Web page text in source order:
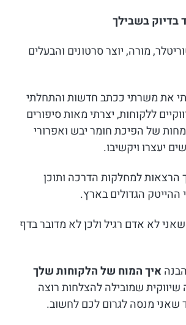
בדיוק בשבילך
מורה, יוצר סרטונים והבעלים
עזבתי את משרתי ככתב חדשות והתחלתי
ללקוחות, יצרתי מאות סיפורים
של הפיכת חומר יבש ואפרורי
יעצרו ויקשיבו.
הרצאות למחלקות הדרכה ותוכן
ההייטק הגדולים בארץ.
לא אדם רגיל ולכן לא מדובר בדף
איך המוח של הלקוחות שלך
שיווקית שמובילה להצלחות רוצה
שאני מנסה לגרום לכם לחשוב.